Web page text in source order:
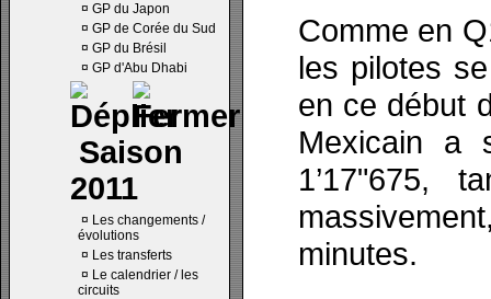
¤ GP du Japon
¤ GP de Corée du Sud
¤ GP du Brésil
¤ GP d'Abu Dhabi
Saison
2011
¤ Les changements /
évolutions
¤ Les transferts
¤ Le calendrier / les
circuits
Comme en
les pilotes
en ce début
Mexicain a
1’17"675,
minutes.